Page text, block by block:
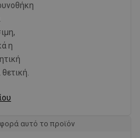
η
θετική.
αυτό το προϊόν